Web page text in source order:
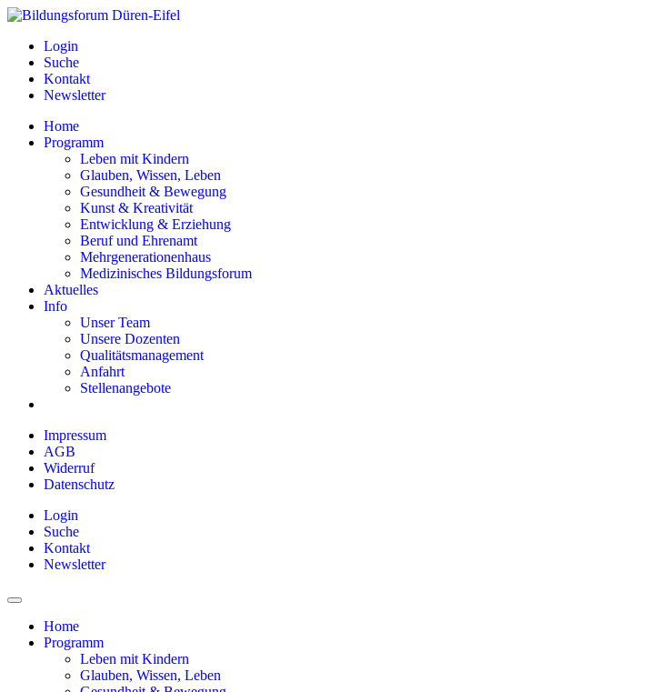
Login
Suche
Kontakt
Newsletter
Home
Programm
Leben mit Kindern
Glauben, Wissen, Leben
Gesundheit & Bewegung
Kunst & Kreativität
Entwicklung & Erziehung
Beruf und Ehrenamt
Mehrgenerationenhaus
Medizinisches Bildungsforum
Aktuelles
Info
Unser Team
Unsere Dozenten
Qualitätsmanagement
Anfahrt
Stellenangebote
Impressum
AGB
Widerruf
Datenschutz
Login
Suche
Kontakt
Newsletter
Home
Programm
Leben mit Kindern
Glauben, Wissen, Leben